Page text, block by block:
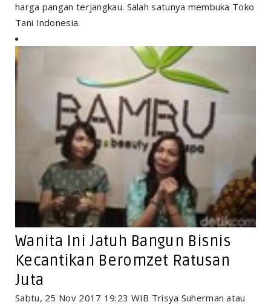
harga pangan terjangkau. Salah satunya membuka Toko
Tani Indonesia.
Wanita Ini Jatuh Bangun Bisnis
Kecantikan Beromzet Ratusan
Juta
Sabtu, 25 Nov 2017 19:23 WIB Trisya Suherman atau